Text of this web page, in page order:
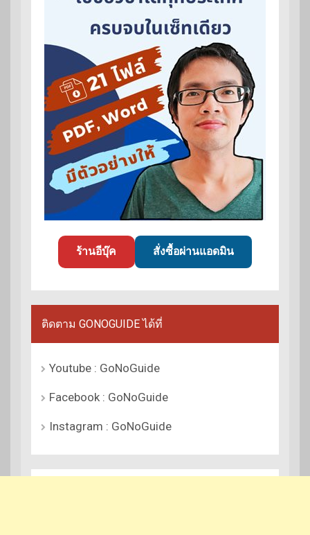
ร้านอีบุ๊ค สั่งซื้อผ่านแอดมิน
ติดตาม GONOGUIDE ได้ที่
Youtube : GoNoGuide
Facebook : GoNoGuide
Instagram : GoNoGuide